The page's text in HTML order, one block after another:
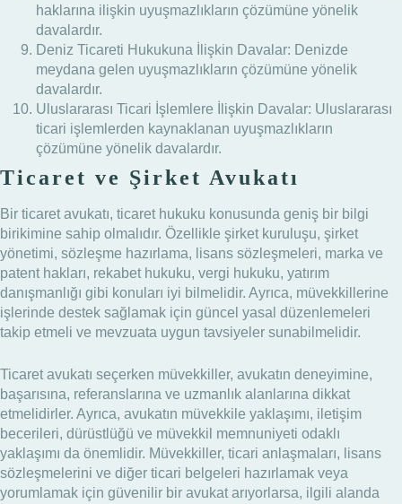
haklarına ilişkin uyuşmazlıkların çözümüne yönelik
davalardır.
Deniz Ticareti Hukukuna İlişkin Davalar: Denizde
meydana gelen uyuşmazlıkların çözümüne yönelik
davalardır.
Uluslararası Ticari İşlemlere İlişkin Davalar: Uluslararası
ticari işlemlerden kaynaklanan uyuşmazlıkların
çözümüne yönelik davalardır.
Ticaret ve Şirket Avukatı
Bir ticaret avukatı, ticaret hukuku konusunda geniş bir bilgi
birikimine sahip olmalıdır. Özellikle şirket kuruluşu, şirket
yönetimi, sözleşme hazırlama, lisans sözleşmeleri, marka ve
patent hakları, rekabet hukuku, vergi hukuku, yatırım
danışmanlığı gibi konuları iyi bilmelidir. Ayrıca, müvekkillerine
işlerinde destek sağlamak için güncel yasal düzenlemeleri
takip etmeli ve mevzuata uygun tavsiyeler sunabilmelidir.
Ticaret avukatı seçerken müvekkiller, avukatın deneyimine,
başarısına, referanslarına ve uzmanlık alanlarına dikkat
etmelidirler. Ayrıca, avukatın müvekkile yaklaşımı, iletişim
becerileri, dürüstlüğü ve müvekkil memnuniyeti odaklı
yaklaşımı da önemlidir. Müvekkiller, ticari anlaşmaları, lisans
sözleşmelerini ve diğer ticari belgeleri hazırlamak veya
yorumlamak için güvenilir bir avukat arıyorlarsa, ilgili alanda